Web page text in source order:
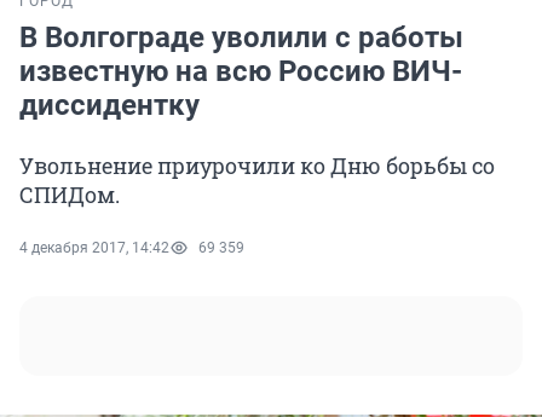
В Волгограде уволили с работы
известную на всю Россию ВИЧ-
диссидентку
Увольнение приурочили ко Дню борьбы со
СПИДом.
4 декабря 2017, 14:42 69 359